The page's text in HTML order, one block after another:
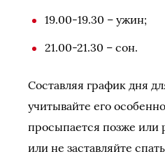
19.00-19.30 – ужин;
21.00-21.30 – сон.
Составляя график дня
учитывайте его
просыпается позже или
или не заставляйте